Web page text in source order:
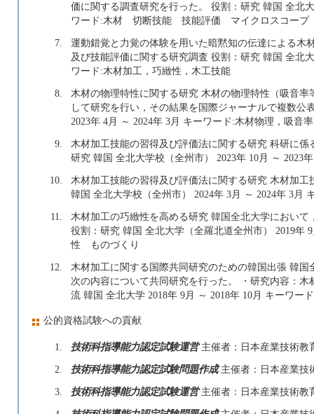
価に関する調査研究を行った。 役割：研究 韓国 全北
ワード:木材 切断技能 技能評価 マイクロスコープ
7.
運動錯覚と力覚の体験を用いた暗黙知の伝達による木
及び技能評価に関する研究調査 役割：研究 韓国 全北
ワード:木材加工，巧緻性，木工技能
8.
木材の物理特性に関する研究 木材の物理特性（吸音
して研究を行い，その結果を国際ジャーナルで複数
2023年 4月 ～ 2024年 3月 キーワード:木材物理，吸音
9.
木材加工技能の習得及び評価法に関する研究 科研に
研究 韓国 全北大学校（全州市） 2023年 10月 ～ 2023
10.
木材加工技能の習得及び評価法に関する研究 木材加
韓国 全北大学校（全州市） 2024年 3月 ～ 2024年 3月
11.
木材加工の巧緻性を高める研究 韓国全北大学におい
役割：研究 韓国 全北大学（全羅北道全州市） 2019
性 ものづくり
12.
木材加工に関する国際共同研究のための韓国出張 韓
次の内容について共同研究を行った。 ・研究内容：
流 韓国 全北大学 2018年 9月 ～ 2018年 10月 キーワ
公的資格試験への貢献
1. 技術科指導能力認定試験運営主催者：日本産業技術教
2.
技術科指導能力認定試験問題作成主催者：日本産業技
3.
技術科指導能力認定試験運営主催者：日本産業技術教